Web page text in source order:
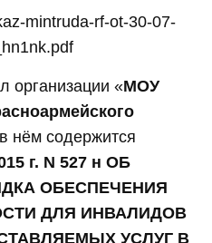
mintruda-rf-ot-30-07-
организации «МОУ
нём содержится
г. N 527 н ОБ
ОБЕСПЕЧЕНИЯ
ДЛЯ ИНВАЛИДОВ
УСЛУГ В